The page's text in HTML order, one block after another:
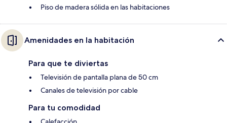
Piso de madera sólida en las habitaciones
Amenidades en la habitación
Para que te diviertas
Televisión de pantalla plana de 50 cm
Canales de televisión por cable
Para tu comodidad